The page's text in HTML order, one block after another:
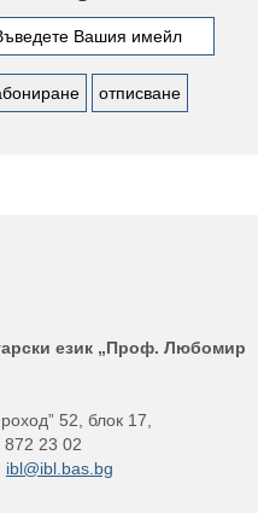
език „Проф. Любомир
52, блок 17,
23 02
ibl@ibl.bas.bg